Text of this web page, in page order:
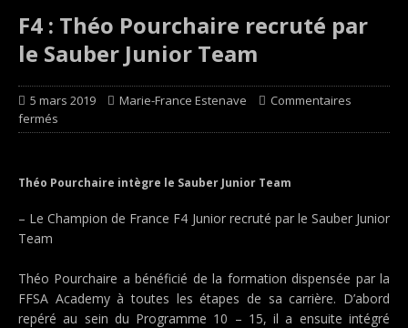
F4 : Théo Pourchaire recruté par
le Sauber Junior Team
5 mars 2019 Marie-France Estenave
Commentaires
fermés
Théo Pourchaire intègre le Sauber Junior Team
– Le Champion de France F4 Junior recruté par le Sauber Junior
Team
Théo Pourchaire a bénéficié de la formation dispensée par la
FFSA Academy à toutes les étapes de sa carrière. D’abord
repéré au sein du Programme 10 – 15, il a ensuite intégré